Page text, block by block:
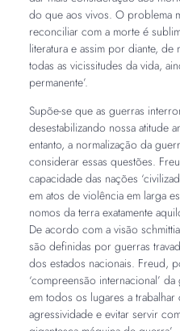
do que aos vivos. O problema
reconciliar com a morte é
literatura e assim por diante,
todas as vicissitudes da vida,
permanente’.
Supõe-se que as guerras
desestabilizando nossa atitude
entanto, a normalização da
considerar essas questões.
capacidade das nações
em atos de violência em larga
nomos da terra exatamente
De acordo com a visão
são definidas por guerras
dos estados nacionais. Freud,
‘compreensão internacional’
em todos os lugares a
agressividade e evitar servir